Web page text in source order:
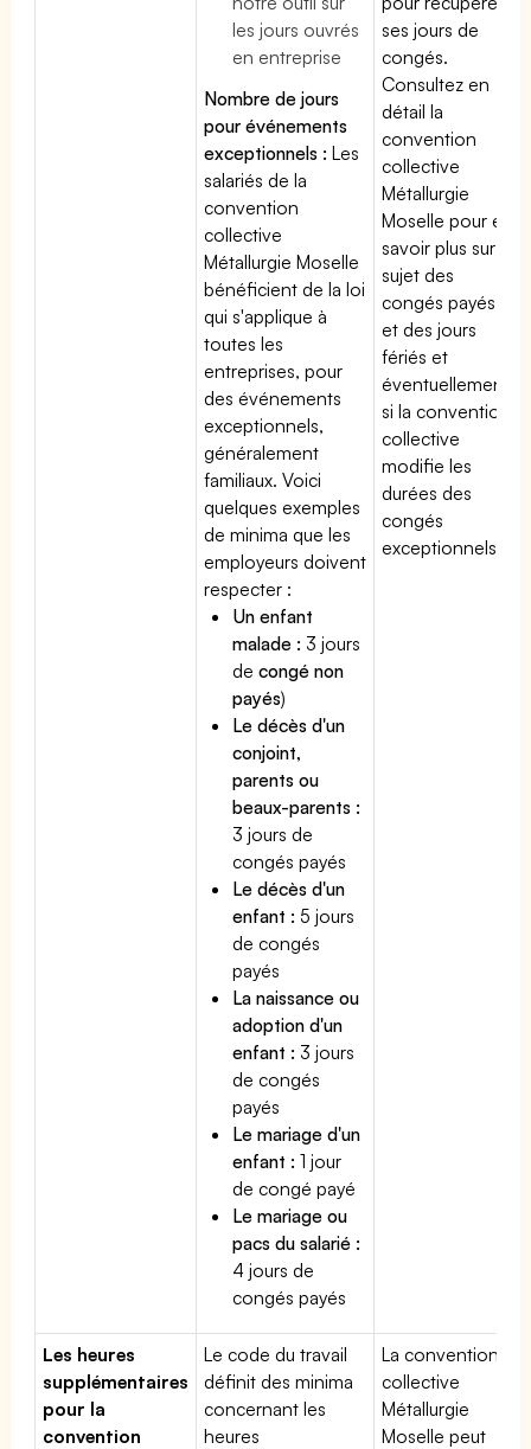
les jours ouvrés
en entreprise
Nombre de jours
pour événements
exceptionnels : Les
salariés de la
convention
collective
Métallurgie Moselle
bénéficient de la loi
qui s'applique à
toutes les
entreprises, pour
des événements
exceptionnels,
généralement
familiaux. Voici
quelques exemples
de minima que les
employeurs doivent
respecter :
Un enfant
malade : 3 jours
decongé non
payés)
Le décès d'un
conjoint,
parents ou
beaux-parents :
3 jours de
congés payés
Le décès d'un
enfant : 5 jours
de congés
payés
La naissance ou
adoption d'un
enfant : 3 jours
de congés
payés
Le mariage d'un
enfant : 1 jour
de congé payé
Le mariage ou
pacs du salarié :
4 jours de
congés payés
ses jours de
congés.
Consultez en
détail la
convention
collective
Métallurgie
Moselle pour en
savoir plus sur le
sujet des
congés payés
et des jours
fériés et
éventuellement
si la convention
collective
modifie les
durées des
congés
exceptionnels.
Les heures
supplémentaires
pour la
convention
Le code du travail
définit des minima
concernant les
heures
La convention
collective
Métallurgie
Moselle peut